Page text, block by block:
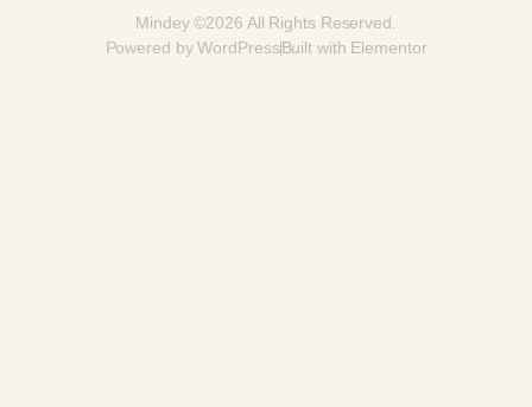
Mindey ©2026 All Rights Reserved.
Powered by WordPressBuilt with Elementor